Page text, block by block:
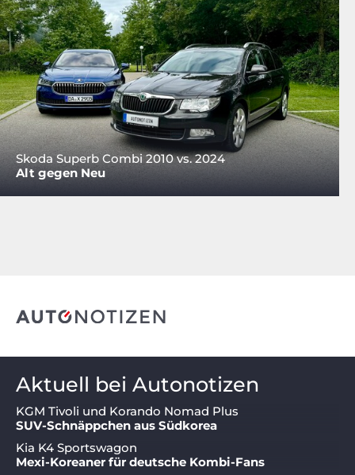
Skoda Superb Combi 2010 vs. 2024
Alt gegen Neu
Aktuell bei Autonotizen
KGM Tivoli und Korando Nomad Plus
SUV-Schnäppchen aus Südkorea
Kia K4 Sportswagon
Mexi-Koreaner für deutsche Kombi-Fans